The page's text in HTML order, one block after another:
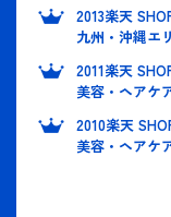
2013楽天
九州・沖縄エ
2011楽天
美容・ヘアケ
2010楽天
美容・ヘアケ